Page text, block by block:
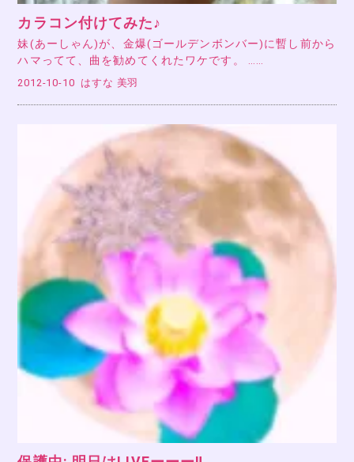
カラコン付けてみた♪
妹(あーしゃん)が、金爆(ゴールデンボンバー)に暫し前から
ハマってて、曲を勧めてくれたワケです。 ……
2012-10-10 はすな 美羽